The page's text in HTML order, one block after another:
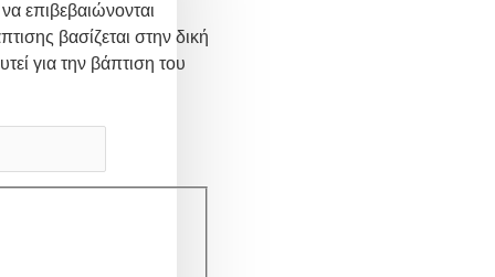
επιβεβαιώνονται
βασίζεται στην δική
για την βάπτιση του